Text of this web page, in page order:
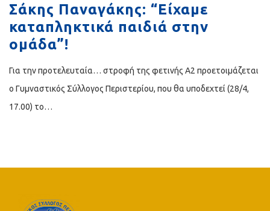
Σάκης Παναγάκης: “Είχαμε
καταπληκτικά παιδιά στην
ομάδα”!
Για την προτελευταία… στροφή της φετινής Α2 προετοιμάζεται
ο Γυμναστικός Σύλλογος Περιστερίου, που θα υποδεχτεί (28/4,
17.00) το…